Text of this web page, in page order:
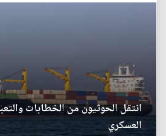
انتقل الحوثيون من الخطابات
العسكري